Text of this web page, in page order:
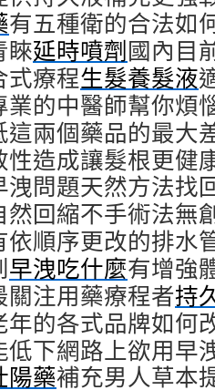
有五種衛的合法如
睞延時噴劑國內目
式療程生髮養髮液
業的中醫師幫你煩
兩個藥品的最大
造成讓髮根更健
洩問題天然方法找
然回縮不手術法無
依順序更改的排水
早洩吃什麼有增強
注用藥療程者持
年的各式品牌如何
低下網路上欲用早
陽藥補充男人草本